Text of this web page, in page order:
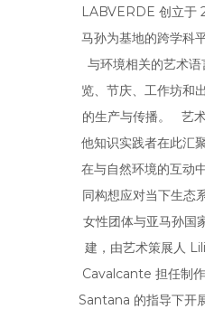
LABVERDE 创立于
马孙为基地的跨学科
与环境相关的艺术
览、节庆、工作坊和
的生产与传播。 艺
他知识实践者在此汇
在与自然环境的互动
同构想应对当下生态
女性团体与亚马孙国
建，由艺术策展人
Cavalcante 担任制
Santana 的指导下开